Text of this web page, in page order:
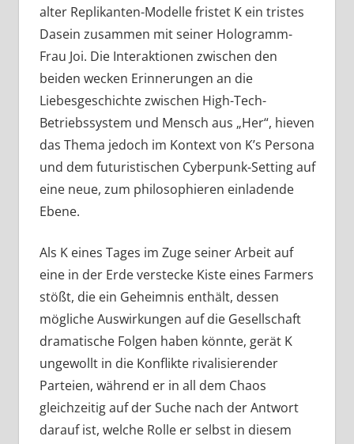
alter Replikanten-Modelle fristet K ein tristes
Dasein zusammen mit seiner Hologramm-
Frau Joi. Die Interaktionen zwischen den
beiden wecken Erinnerungen an die
Liebesgeschichte zwischen High-Tech-
Betriebssystem und Mensch aus „Her“, hieven
das Thema jedoch im Kontext von K’s Persona
und dem futuristischen Cyberpunk-Setting auf
eine neue, zum philosophieren einladende
Ebene.
Als K eines Tages im Zuge seiner Arbeit auf
eine in der Erde verstecke Kiste eines Farmers
stößt, die ein Geheimnis enthält, dessen
mögliche Auswirkungen auf die Gesellschaft
dramatische Folgen haben könnte, gerät K
ungewollt in die Konflikte rivalisierender
Parteien, während er in all dem Chaos
gleichzeitig auf der Suche nach der Antwort
darauf ist, welche Rolle er selbst in diesem